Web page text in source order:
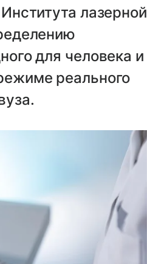
лазерной
для человека и
реального